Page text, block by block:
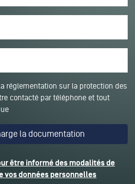
réglementation sur la protection des
contacté par téléphone et tout
être informé des modalités de
vos données personnelles